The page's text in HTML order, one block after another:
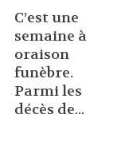
C’est une
semaine à
oraison
funèbre.
Parmi les
décès de...